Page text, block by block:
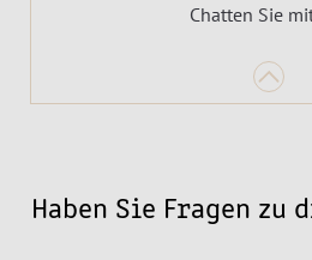
Chatten Sie
Haben Sie Fragen zu